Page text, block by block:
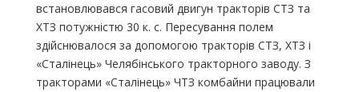
встановлювався гасовий двигун тракторів СТЗ та
ХТЗ потужністю 30 к. с. Пересування полем
здійснювалося за допомогою тракторів СТЗ, ХТЗ і
«Сталінець» Челябінського тракторного заводу. З
тракторами «Сталінець» ЧТЗ комбайни працювали